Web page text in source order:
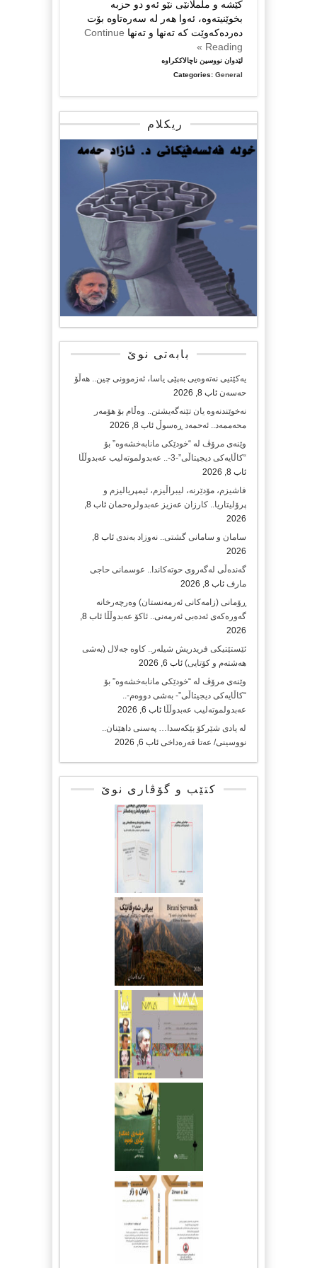
كێشه‌ و ململانێی نێو ئه‌و دو حزبه‌
بخوێنیته‌وه‌، ئه‌وا هه‌ر له‌ سه‌ره‌تاوه‌ بۆت
ده‌رده‌كه‌وێت كه‌ ته‌نها و ته‌نها Continue
Reading »
لێدوان نووسین ناچالاککراوەلە
چۆن
….
عه‌لی
Categories: General
ریکلام
بابەتی نوێ
یەکێتیی نەتەوەیی بەپێی یاسا، ئەزموونی چین.. هەڵۆ
حەسەن ئاب 8, 2026
نەخوێندنەوە یان تێنەگەیشتن.. وەڵام بۆ هۆمەر
محەممەد.. ئەحمەد ڕەسوڵ ئاب 8, 2026
وێنەی مرۆڤ لە “خودێکی مانابەخشەوە” بۆ
“کاڵایەکی دیجیتاڵی”-3-.. عەبدولموتەلیب عەبدوڵڵا
ئاب 8, 2026
فاشیزم، مۆدێرنە، لیبراڵیزم، ئیمپریالیزم و
پرۆلیتاریا.. کارزان عەزیز عەبدولرەحمان
2026
سامان و سامانی گشتی.. نەوزاد بەندی
2026
گەندەڵی لەگەروی حوتەکاندا.. عوسمانی حاجی
مارف ئاب 8, 2026
ڕۆمانی (زامه‌كانی ئەرمەنستان) وه‌رچه‌رخانه‌
گه‌وره‌كه‌ی ئه‌ده‌بی ئه‌رمه‌نی.. ئاكۆ عه‌بدوڵڵا
2026
ئێستێتیکی فریدریش شیلەر.. کاوە جەلال (بەشی
هەشتەم و کۆتایی) ئاب 6, 2026
وێنەی مرۆڤ لە “خودێکی مانابەخشەوە” بۆ
“کاڵایەکی دیجیتاڵی”- بەشی دووەم-..
عەبدولموتەلیب عەبدوڵڵا ئاب 6, 2026
لە یادی شێرکۆ بێکەسدا… پەسنی داهێنان..
نووسینی/ عەتا قەرەداخی ئاب 6, 2026
کتێب و گۆڤاری نوێ